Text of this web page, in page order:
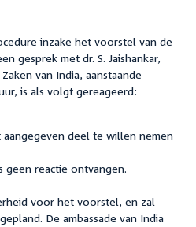
inzake het voorstel van de
gesprek met dr. S. Jaishankar,
van India, aanstaande
is als volgt gereageerd:
aangegeven deel te willen nemen
geen reactie ontvangen.
voor het voorstel, en zal
De ambassade van India